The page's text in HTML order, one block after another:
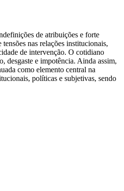
de atribuições e forte
nas relações institucionais,
de intervenção. O cotidiano
desgaste e impotência. Ainda assim,
como elemento central na
políticas e subjetivas, sendo